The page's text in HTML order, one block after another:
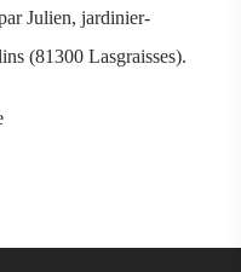
Julien, jardinier-
(81300 Lasgraisses).